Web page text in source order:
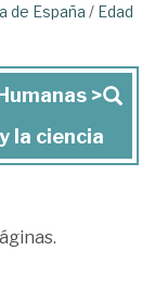
de España / Edad
>
la ciencia